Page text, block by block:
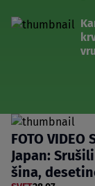
FOTO
Japan:
šina,